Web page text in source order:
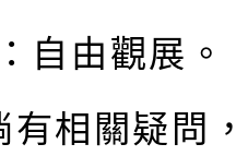
自由觀展。
有相關疑問